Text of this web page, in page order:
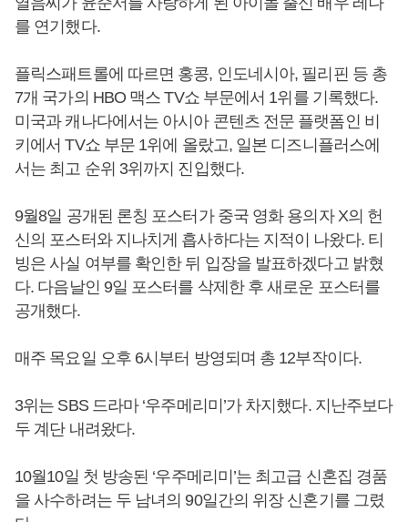
를 연기했다.
플릭스패트롤에 따르면 홍콩, 인도네시아, 필리핀 등 총
7개 국가의 HBO 맥스 TV쇼 부문에서 1위를 기록했다.
미국과 캐나다에서는 아시아 콘텐츠 전문 플랫폼인 비
키에서 TV쇼 부문 1위에 올랐고, 일본 디즈니플러스에
서는 최고 순위 3위까지 진입했다.
9월8일 공개된 론칭 포스터가 중국 영화 용의자 X의 헌
신의 포스터와 지나치게 흡사하다는 지적이 나왔다. 티
빙은 사실 여부를 확인한 뒤 입장을 발표하겠다고 밝혔
다. 다음날인 9일 포스터를 삭제한 후 새로운 포스터를
공개했다.
매주 목요일 오후 6시부터 방영되며 총 12부작이다.
3위는 SBS 드라마 ‘우주메리미’가 차지했다. 지난주보다
두 계단 내려왔다.
10월10일 첫 방송된 ‘우주메리미’는 최고급 신혼집 경품
을 사수하려는 두 남녀의 90일간의 위장 신혼기를 그렸